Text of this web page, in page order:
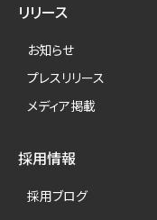
リリース
お知らせ
プレスリリース
メディア掲載
採用情報
採用ブログ